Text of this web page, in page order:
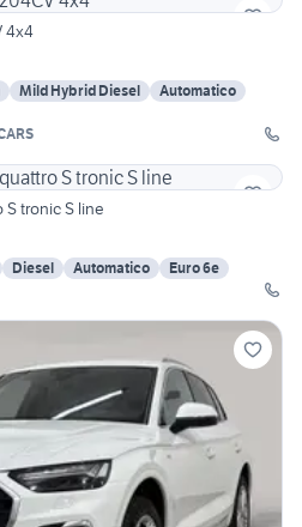
4x4
Mild Hybrid Diesel
Automatico
S tronic S line
Diesel Automatico
Euro 6e